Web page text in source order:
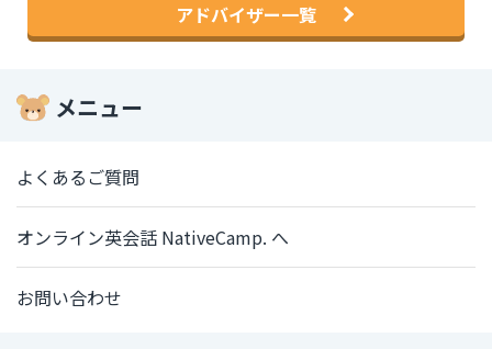
アドバイザー一覧
メニュー
よくあるご質問
オンライン英会話 NativeCamp. へ
お問い合わせ